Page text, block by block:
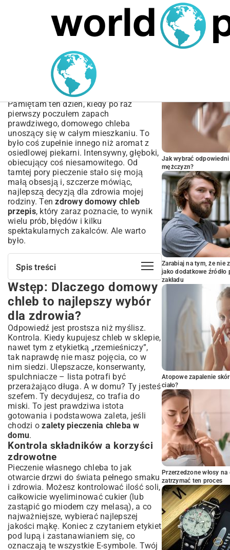
MARIUSZ ŁAMAGA 04.10.2025
Zdrowy Domowy Chleb
Przepis – Jak Upiec
Idealny Bochenek?
Pamiętam ten dzień, kiedy po raz
pierwszy poczułem zapach
prawdziwego, domowego chleba
unoszący się w całym mieszkaniu. To
było coś zupełnie innego niż aromat z
osiedlowej piekarni. Intensywny, głęboki,
obiecujący coś niesamowitego. Od
tamtej pory pieczenie stało się moją
małą obsesją i, szczerze mówiąc,
najlepszą decyzją dla zdrowia mojej
rodziny. Tenzdrowy domowy chleb
przepis, który zaraz poznacie, to wynik
wielu prób, błędów i kilku
spektakularnych zakalców. Ale warto
było.
Spis treści
Wstęp: Dlaczego domowy chleb to
najlepszy wybór dla zdrowia?
Kontrola składników a korzyści zdrowotne
Ekonomia i satysfakcja z własnego
wypieku
Niezbędne składniki i sprzęt do
pieczenia zdrowego chleba
Wybór mąki – klucz do wartości
odżywczych
Drożdże czy zakwas? Decyzja dla smaku i
trawienia
Dodatki wzbogacające: ziarna, nasiona,
przyprawy
Podstawowe akcesoria kuchenne
Zdrowy domowy chleb: przepis krok po
kroku
Przygotowanie zaczynu i ciasta
Proces wyrastania i formowania
bochenków
Sekrety idealnego wypieku – temperatura i
czas
Jak uzyskać chrupiącą skórkę?
Kiedy chleb jest gotowy?
Wariacje i modyfikacje zdrowego
przepisu na chleb
Wstęp: Dlaczego domowy
chleb to najlepszy wybór
dla zdrowia?
Odpowiedź jest prostsza niż myślisz.
Kontrola. Kiedy kupujesz chleb w sklepie,
nawet tym z etykietką „rzemieśniczy”,
tak naprawdę nie masz pojęcia, co w
nim siedzi. Ulepszacze, konserwanty,
spulchniacze – lista potrafi być
przerażająco długa. A w domu? Ty jesteś
szefem. Ty decydujesz, co trafia do
miski. To jest prawdziwa istota
gotowania i podstawowa zaleta, jeśli
chodzi ozalety pieczenia chleba w
domu.
Kontrola składników a korzyści
zdrowotne
Pieczenie własnego chleba to jak
otwarcie drzwi do świata pełnego smaku
i zdrowia. Możesz kontrolować ilość soli,
całkowicie wyeliminować cukier (lub
zastąpić go miodem czy melasą), a co
najważniejsze, wybierać najlepszej
jakości mąkę. Koniec z czytaniem etykiet
pod lupą i zastanawianiem się, co
oznaczają te wszystkie E-symbole. Twój
Jak wybrać
mężczyzn?
Zarabiaj na tym, że nie
jako dodatkowe
zakładu
Atopowe zapalenie
ciało?
Przerzedzone włosy
zatrzymać ten proces